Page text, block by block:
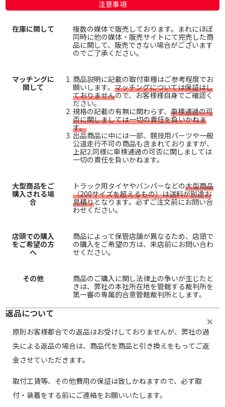
注意事項
在庫に関して
複数の媒体で販売しております。まれにほぼ
同時に他の媒体・販売サイトにて完売した商
品に関して、販売できない場合がございます
のでご了承ください。
マッチングに
関して
商品説明に記載の取付車種はご参考程度でお
願いします。 マッチングについては保証はし
ておりませんので、お客様様自身でご確認く
ださい。
規格の記載の有無に関わらず、 車検通過の可
否に関しましては一切の責任を負いかねま
す。
出品商品に中には一部、競技用パーツや一般
公道走行不可の商品も含まれておりますが、
上記2.同様に車検通過の可否に関しましては
一切の責任を負いかねます。
大型商品をご
購入される場
合
トラック用タイヤやバンパーなどの大型商品
（200サイズを超えるもの）は送料が別途お
見積りとなります。必ずご注文前にお問い合
わせください。
店頭での購入
をご希望の方
へ
商品によって保管店舗が異なるため、店頭で
の購入をご希望の方は、来店前にお問い合わ
せください。
その他
商品のご購入に関し法律上の争いが生じたと
きは、弊社の本社所在地を管轄する裁判所を
第一審の専属的合意管轄裁判所とします。
返品について
原則お客様都合での返品はお受けしておりませんが、弊社の過
失による返品の場合は、商品代を商品と引き換えをもってご返
金させていただきます。
取付工賃等、その他費用の保証は致しかねますので、必ず取
付・装着をする前にご連絡をお願いいたします。